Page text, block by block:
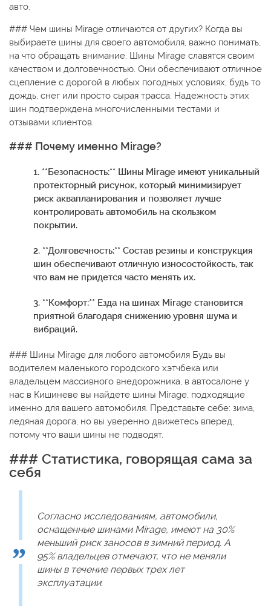
авто.
### Чем шины Mirage отличаются от других? Когда вы
выбираете шины для своего автомобиля, важно понимать,
на что обращать внимание. Шины Mirage славятся своим
качеством и долговечностью. Они обеспечивают отличное
сцепление с дорогой в любых погодных условиях, будь то
дождь, снег или просто сырая трасса. Надежность этих
шин подтверждена многочисленными тестами и
отзывами клиентов.
### Почему именно Mirage?
1. **Безопасность:** Шины Mirage имеют уникальный
протекторный рисунок, который минимизирует
риск аквапланирования и позволяет лучше
контролировать автомобиль на скользком
покрытии.
2. **Долговечность:** Состав резины и конструкция
шин обеспечивают отличную износостойкость, так
что вам не придется часто менять их.
3. **Комфорт:** Езда на шинах Mirage становится
приятной благодаря снижению уровня шума и
вибраций.
### Шины Mirage для любого автомобиля Будь вы
водителем маленького городского хэтчбека или
владельцем массивного внедорожника, в автосалоне у
нас в Кишиневе вы найдете шины Mirage, подходящие
именно для вашего автомобиля. Представьте себе: зима,
ледяная дорога, но вы уверенно движетесь вперед,
потому что ваши шины не подводят.
### Статистика, говорящая сама за
себя
Согласно исследованиям, автомобили,
оснащенные шинами Mirage, имеют на 30%
меньший риск заносов в зимний период. А
95% владельцев отмечают, что не меняли
шины в течение первых трех лет
эксплуатации.